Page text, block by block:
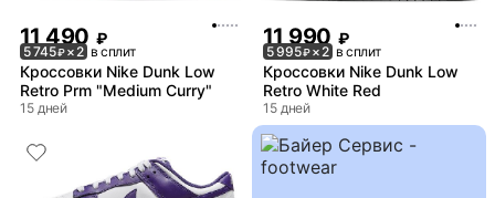
11 490 ₽
5 745₽× 2 в сплит
Кроссовки Nike Dunk Low
Retro Prm "Medium Curry"
15 дней
11 990 ₽
5 995₽× 2 в сплит
Кроссовки Nike Dunk Low
Retro White Red
15 дней